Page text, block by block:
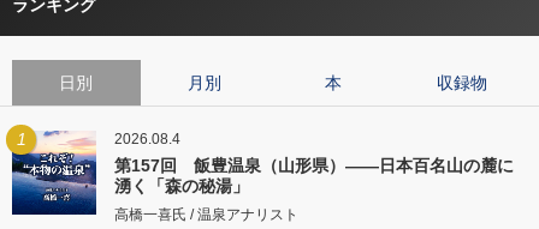
ランキング
日別 月別 本 収録物
1 2026.08.4
第157回 飯豊温泉（山形県）――日本百名山の麓に
湧く「森の秘湯」
高橋一喜氏 / 温泉アナリスト